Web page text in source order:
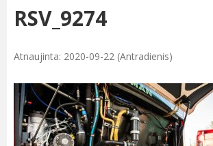
RSV_9274
Atnaujinta: 2020-09-22 (Antradienis)